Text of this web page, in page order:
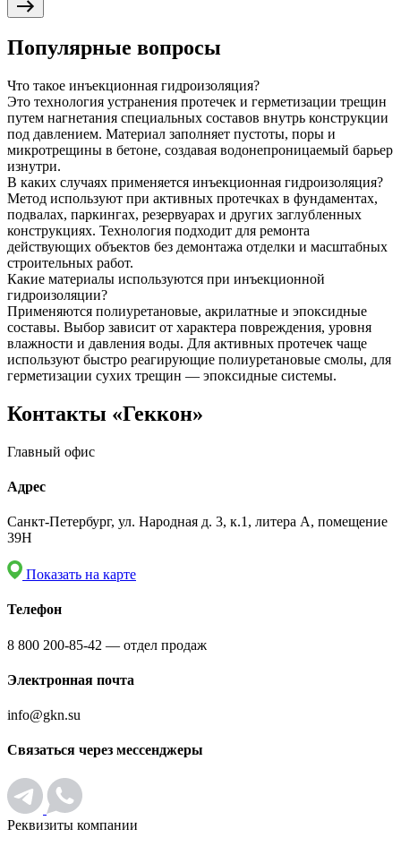
Популярные вопросы
Что такое инъекционная гидроизоляция?
Это технология устранения протечек и герметизации трещин
путем нагнетания специальных составов внутрь конструкции
под давлением. Материал заполняет пустоты, поры и
микротрещины в бетоне, создавая водонепроницаемый барьер
изнутри.
В каких случаях применяется инъекционная гидроизоляция?
Метод используют при активных протечках в фундаментах,
подвалах, паркингах, резервуарах и других заглубленных
конструкциях. Технология подходит для ремонта
действующих объектов без демонтажа отделки и масштабных
строительных работ.
Какие материалы используются при инъекционной
гидроизоляции?
Применяются полиуретановые, акрилатные и эпоксидные
составы. Выбор зависит от характера повреждения, уровня
влажности и давления воды. Для активных протечек чаще
используют быстро реагирующие полиуретановые смолы, для
герметизации сухих трещин — эпоксидные системы.
Контакты «Геккон»
Главный офис
Адрес
Санкт-Петербург, ул. Народная д. 3, к.1, литера А, помещение
39Н
Показать на карте
Телефон
8 800 200-85-42 — отдел продаж
Электронная почта
info@gkn.su
Связаться через мессенджеры
Реквизиты компании